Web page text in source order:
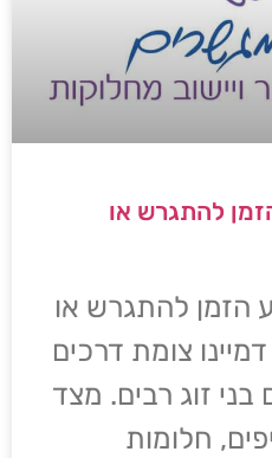
להתגרש או
הזמן להתגרש או
צומת דרכים
זוג רבים. מצד
חלומות